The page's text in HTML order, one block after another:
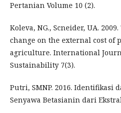
Pertanian Volume 10 (2).
Koleva, NG., Scneider, UA.
change on the external cost of
agriculture. International
Sustainability 7(3).
Putri, SMNP. 2016. Identifikasi
Senyawa Betasianin dari